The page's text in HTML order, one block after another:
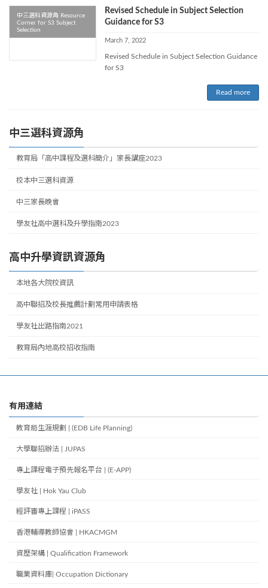
中三選科資源角 Resource
Corner for S3 Subject
Selection
Revised Schedule in Subject Selection
Guidance for S3
March 7, 2022
Revised Schedule in Subject Selection Guidance
for S3
Read more
中三選科資源角
教育局「高中課程及選科簡介」家長講座2023
校本中三選科資源
中三家長晚會
學友社高中選科及升學指南2023
高中升學資訊資源角
本地各大院校資訊
高中聯招及校長推薦計劃常用申請表格
學友社出路指南2021
教育局內地高校招收指南
有用連結
教育局生涯規劃 | (EDB Life Planning)
大學聯招辦法 | JUPAS
專上課程電子預先報名平台 | (E-APP)
學友社 | Hok Yau Club
經評審專上課程 | iPASS
香港輔導教師協會 | HKACMGM
資歷架構 | Qualification Framework
職業資料庫| Occupation Dictionary